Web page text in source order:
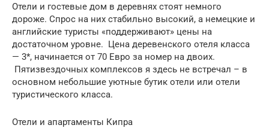
Отели и гостевые дом в деревнях стоят немного
дороже. Спрос на них стабильно высокий, а немецкие и
английские туристы «поддерживают» цены на
достаточном уровне. Цена деревенского отеля класса
— 3*, начинается от 70 Евро за номер на двоих.
Пятизвездочных комплексов я здесь не встречал – в
основном небольшие уютные бутик отели или отели
туристического класса.
Отели и апартаменты Кипра